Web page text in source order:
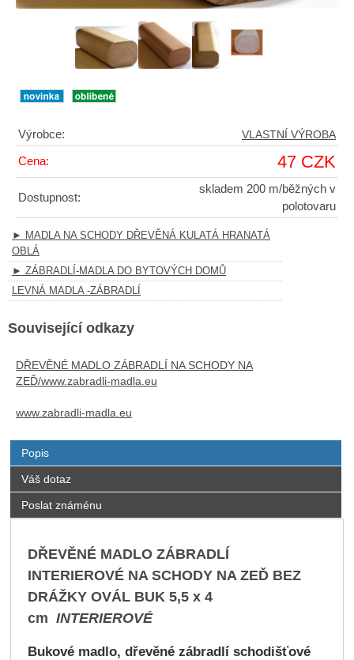
Výrobce: VLASTNÍ VÝROBA
Cena: 47 CZK
Dostupnost:
skladem 200 m/běžných v
polotovaru
► MADLA NA SCHODY DŘEVĚNÁ KULATÁ HRANATÁ
OBLÁ
► ZÁBRADLÍ-MADLA DO BYTOVÝCH DOMŮ
LEVNÁ MADLA -ZÁBRADLÍ
Související odkazy
DŘEVĚNÉ MADLO ZÁBRADLÍ NA SCHODY NA
ZEĎ/www.zabradli-madla.eu
www.zabradli-madla.eu
Popis
Váš dotaz
Poslat známénu
DŘEVĚNÉ MADLO ZÁBRADLÍ
INTERIEROVÉ NA SCHODY NA ZEĎ BEZ
DRÁŽKYOVÁL BUK 5,5 x 4
cm INTERIEROVÉ
Bukové madlo, dřevěné zábradlí schodišťové